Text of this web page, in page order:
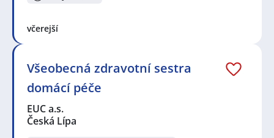
včerejší
Všeobecná zdravotní sestra
domácí péče
EUC a.s.
Česká Lípa